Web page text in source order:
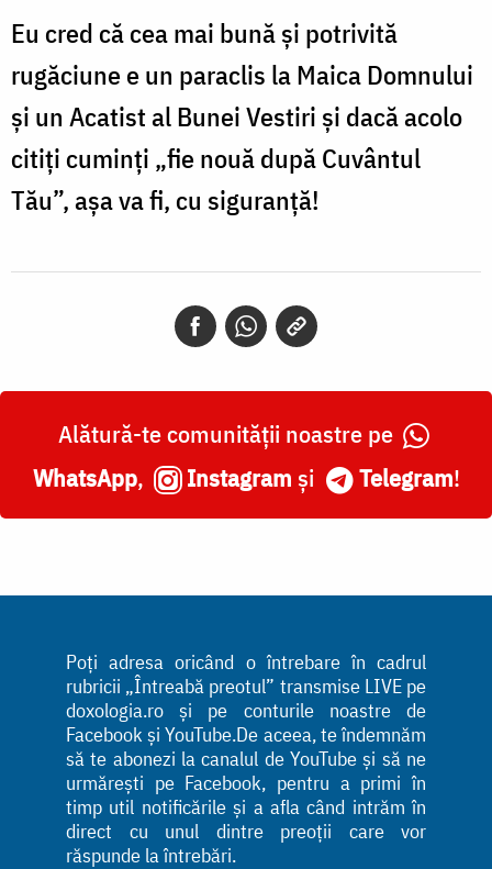
Eu cred că cea mai bună și potrivită
rugăciune e un paraclis la Maica Domnului
și un Acatist al Bunei Vestiri și dacă acolo
citiți cuminți „fie nouă după Cuvântul
Tău”, așa va fi, cu siguranță!
Alătură-te comunității noastre pe
WhatsApp, Instagram și Telegram!
Poți adresa oricând o întrebare în cadrul
rubricii „Întreabă preotul” transmise LIVE pe
doxologia.ro și pe conturile noastre de
Facebook și YouTube.De aceea, te îndemnăm
să te abonezi la canalul de YouTube și să ne
urmărești pe Facebook, pentru a primi în
timp util notificările și a afla când intrăm în
direct cu unul dintre preoții care vor
răspunde la întrebări.